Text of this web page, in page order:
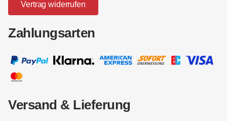
Vertrag widerrufen
Zahlungsarten
Versand & Lieferung